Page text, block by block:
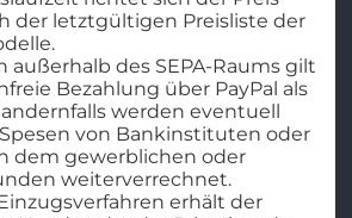
der letztgültigen Preisliste der
außerhalb des SEPA-Raums gilt
Bezahlung über PayPal als
werden eventuell
von Bankinstituten oder
dem gewerblichen oder
weiterverrechnet.
erhält der